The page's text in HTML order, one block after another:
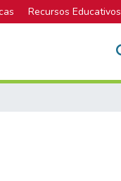
Recursos Educativos